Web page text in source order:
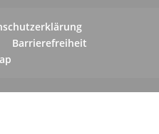
Barrierefreiheit